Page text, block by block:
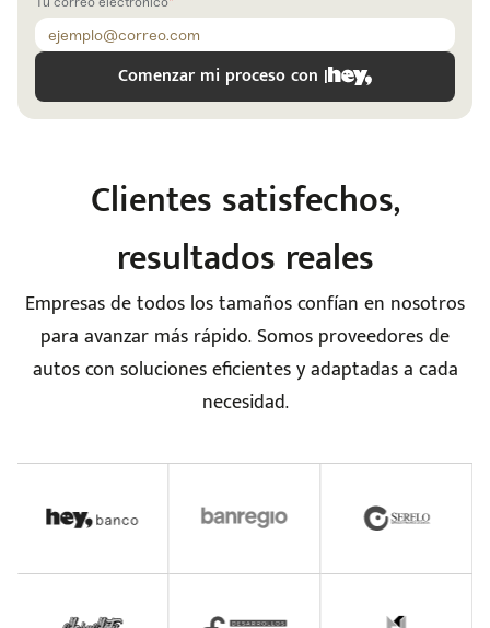
Comenzar mi proceso con |
Clientes satisfechos,
resultados reales
Empresas de todos los tamaños confían en nosotros
para avanzar más rápido. Somos proveedores de
autos con soluciones eficientes y adaptadas a cada
necesidad.